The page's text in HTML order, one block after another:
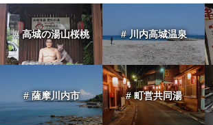
# 高城の湯山桜桃 # 川内高城温泉
# 薩摩川内市 # 町営共同湯
鹿
児
島
へ
戻